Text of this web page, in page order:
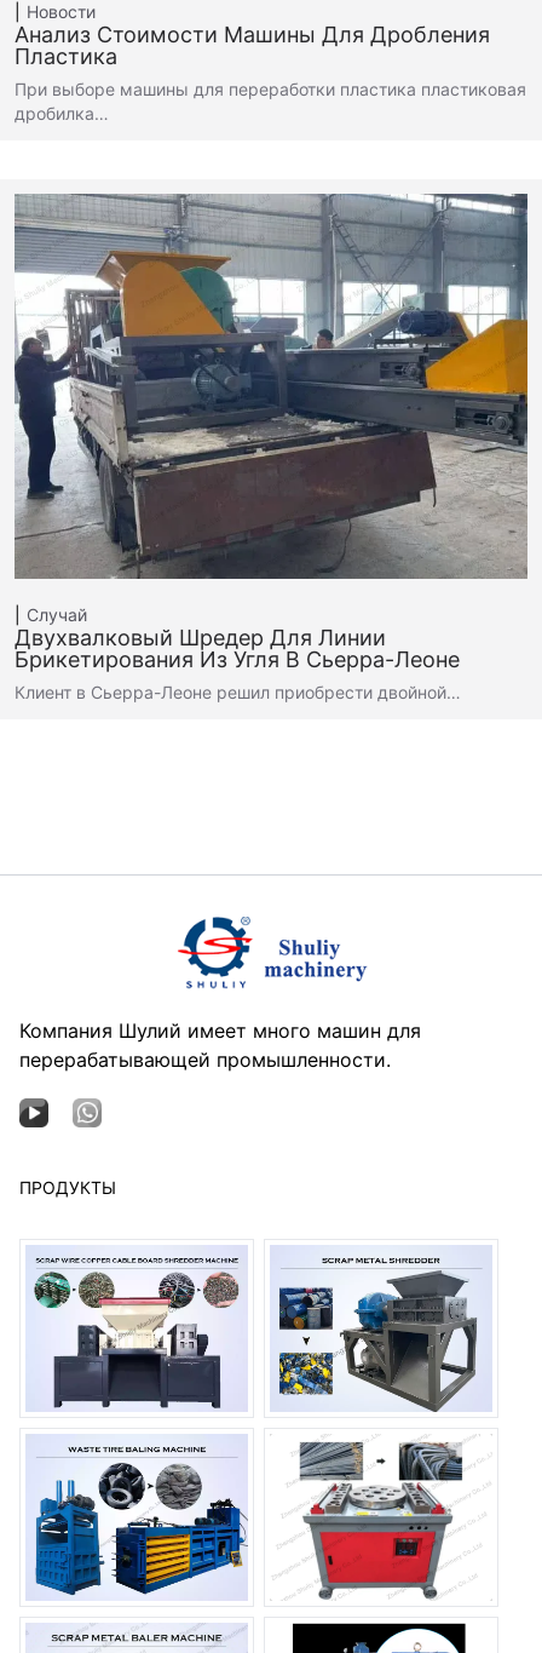
Новости
Анализ Стоимости Машины Для Дробления
Пластика
При выборе машины для переработки пластика пластиковая
дробилка…
Случай
Двухвалковый Шредер Для Линии
Брикетирования Из Угля В Сьерра-Леоне
Клиент в Сьерра-Леоне решил приобрести двойной…
Компания Шулий имеет много машин для
перерабатывающей промышленности.
ПРОДУКТЫ